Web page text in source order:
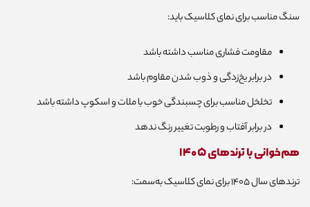
سنگ مناسب برای نمای کلاسیک باید:
مقاومت فشاری مناسب داشته باشد
در برابر یخ‌زدگی و ذوب شدن مقاوم باشد
تخلخل مناسب برای چسبندگی خوب با ملات و اسکوپ داشته باشد
در برابر آفتاب و رطوبت تغییر رنگ ندهد
هم‌خوانی با ترندهای ۱۴۰۵
ترندهای سال ۱۴۰۵ برای نمای کلاسیک به‌سمت: